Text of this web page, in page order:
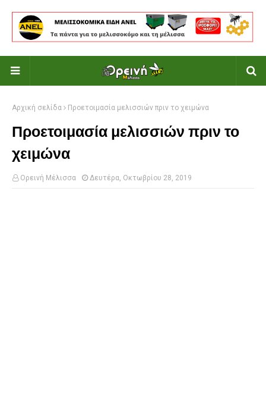
Αρχική σελίδα Προετοιμασία μελισσιών πριν το χειμώνα
Προετοιμασία μελισσιών πριν το
χειμώνα
Ορεινή Μέλισσα Δευτέρα, Οκτωβρίου 28, 2019